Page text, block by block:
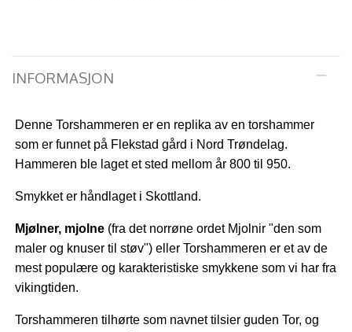
INFORMASJON
Denne Torshammeren er en replika av en torshammer
som er funnet på Flekstad gård i Nord Trøndelag.
Hammeren ble laget et sted mellom år 800 til 950.
Smykket er håndlaget i Skottland.
Mjølner, mjolne (fra det norrøne ordet Mjolnir "den som
maler og knuser til støv") eller Torshammeren er et av de
mest populære og karakteristiske smykkene som vi har fra
vikingtiden.
Torshammeren tilhørte som navnet tilsier guden Tor, og